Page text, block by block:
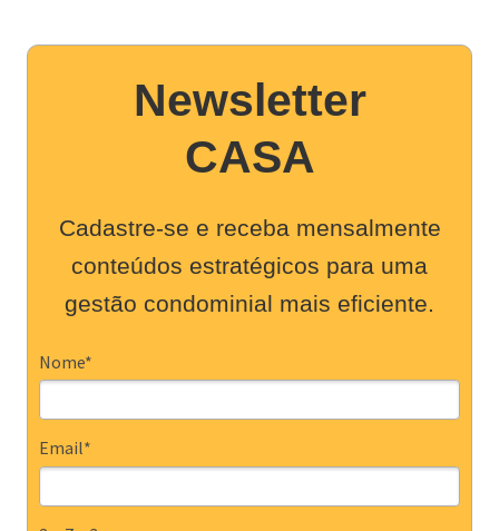
Newsletter
CASA
Cadastre-se e receba mensalmente
conteúdos estratégicos para uma
gestão condominial mais eficiente.
Nome*
Email*